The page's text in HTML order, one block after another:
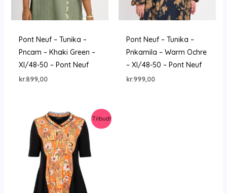
Pont Neuf – Tunika –
Pncam – Khaki Green –
Xl/48-50 – Pont Neuf
kr.899,00
Pont Neuf – Tunika –
Pnkamila – Warm Ochre
– Xl/48-50 – Pont Neuf
kr.999,00
Tilbud!